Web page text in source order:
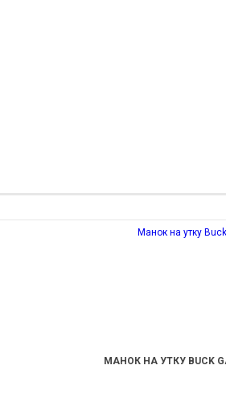
МАНОК НА УТКУ BUCK